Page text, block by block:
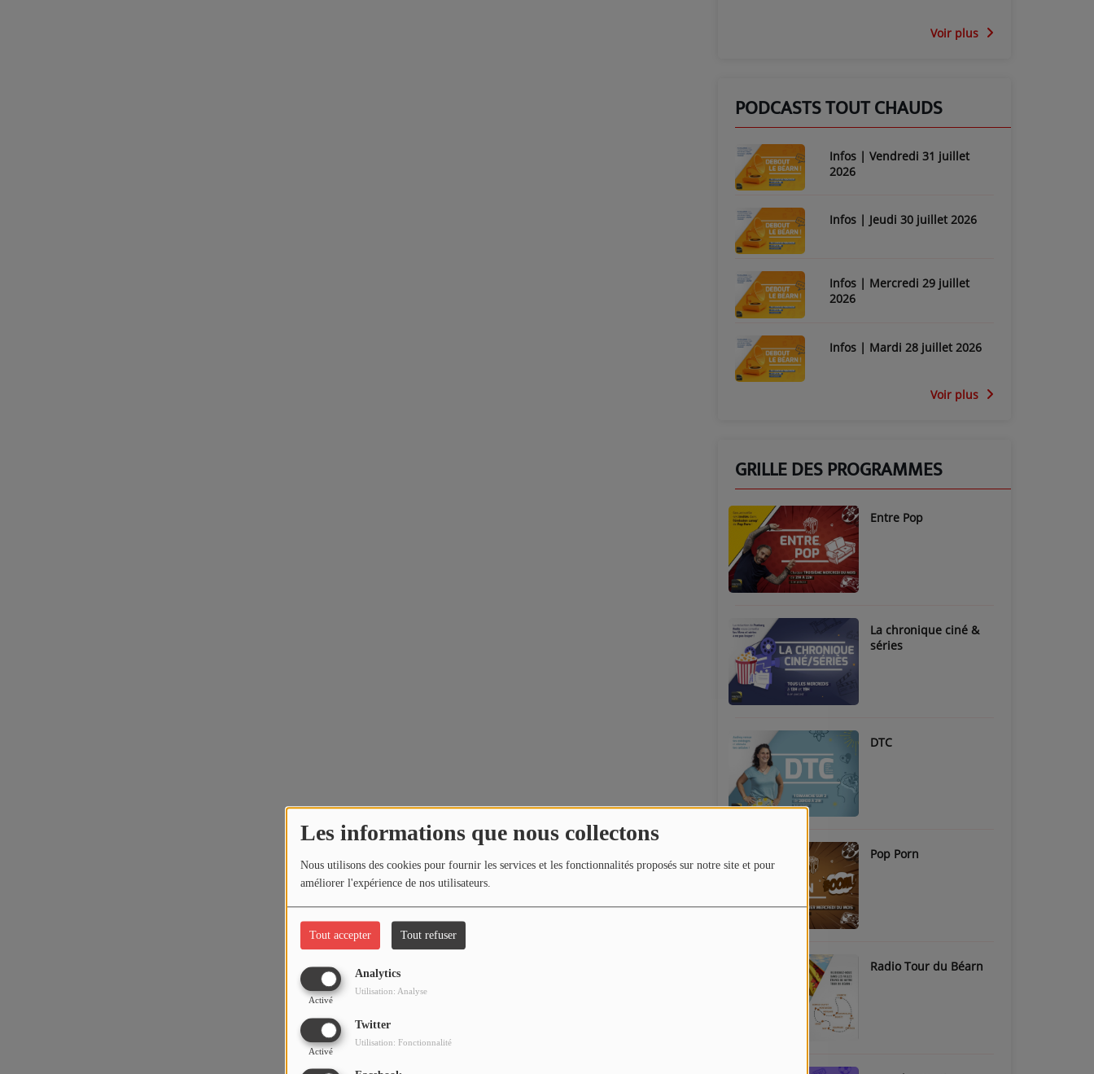
Les informations que nous collectons
Nous utilisons des cookies pour fournir les services et les fonctionnalités proposés sur notre site et pour
améliorer l'expérience de nos utilisateurs.
Tout accepter Tout refuser
Analytics
Activé
Utilisation: Analyse
Twitter
Activé
Utilisation: Fonctionnalité
Voir plus
PODCASTS TOUT CHAUDS
Infos | Vendredi 31 juillet
2026
Infos | Jeudi 30 juillet 2026
Infos | Mercredi 29 juillet
2026
Infos | Mardi 28 juillet 2026
Voir plus
GRILLE DES PROGRAMMES
Entre Pop
La chronique ciné &
séries
DTC
Pop Porn
Radio Tour du Béarn